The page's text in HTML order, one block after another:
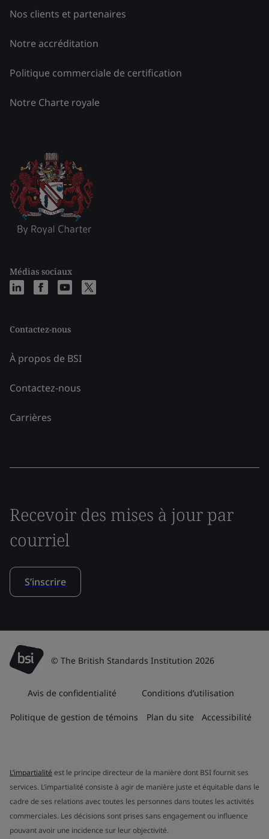
Nos clients et partenaires
Notre accréditation
Politique commerciale de certification
Notre Charte royale
Médias sociaux
Contactez-nous
À propos de BSI
Contactez-nous
Carrières
Recevoir des mises à jour par
courriel
S’inscrire
© The British Standards Institution 2026
Avis de confidentialité Conditions d’utilisation
Politique de gestion de témoins Plan du site Accessibilité
L’impartialité est le principe directeur de la manière dont BSI fournit ses
services. L’impartialité consiste à agir de manière juste et équitable dans le
cadre de ses relations avec toutes les personnes dans toutes les activités
commerciales. Les décisions sont prises sans engagement ou influence
pouvant avoir une incidence sur leur objectivité.